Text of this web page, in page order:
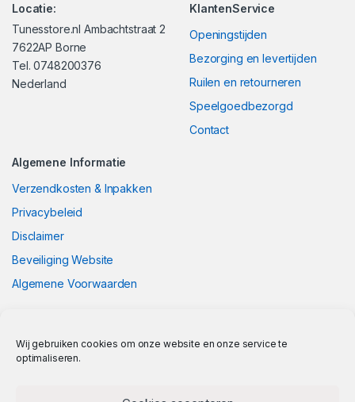
Wij gebruiken cookies om onze website en onze service te
optimaliseren.
Locatie:
Tunesstore.nl Ambachtstraat 2
7622AP Borne
Tel. 0748200376
Nederland
KlantenService
Openingstijden
Bezorging en levertijden
Ruilen en retourneren
Speelgoedbezorgd
Contact
Algemene Informatie
Verzendkosten & Inpakken
Privacybeleid
Disclaimer
Beveiliging Website
Algemene Voorwaarden